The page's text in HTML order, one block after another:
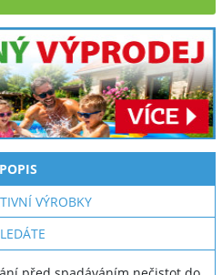
POPIS
VÝROBKY